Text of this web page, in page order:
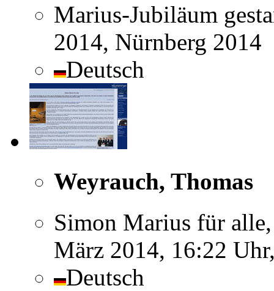
Marius-Jubiläum
2014, Nürnberg 2014
Deutsch
Weyrauch, Thomas
Simon Marius für
März 2014, 16:22
Deutsch